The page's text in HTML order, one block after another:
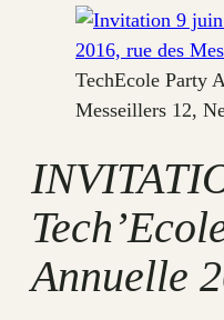
TechEcole Party
Messeillers 12,
Annuelle